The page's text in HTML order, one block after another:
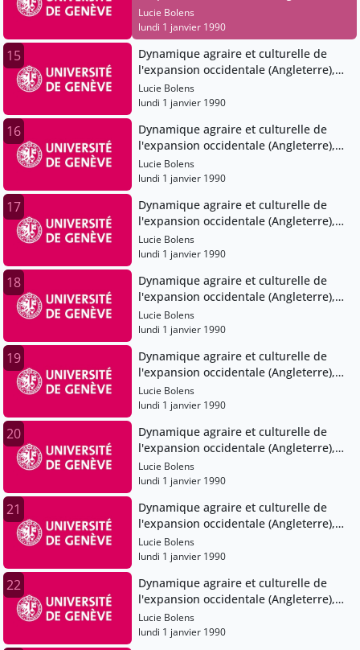
XIe-XVe siècles
Lucie Bolens
lundi 1 janvier 1990
15
Dynamique agraire et culturelle de
l'expansion occidentale (Angleterre),
XIe-XVe siècles
Lucie Bolens
lundi 1 janvier 1990
16
Dynamique agraire et culturelle de
l'expansion occidentale (Angleterre),
XIe-XVe siècles
Lucie Bolens
lundi 1 janvier 1990
17
Dynamique agraire et culturelle de
l'expansion occidentale (Angleterre),
XIe-XVe siècles
Lucie Bolens
lundi 1 janvier 1990
18
Dynamique agraire et culturelle de
l'expansion occidentale (Angleterre),
XIe-XVe siècles
Lucie Bolens
lundi 1 janvier 1990
19
Dynamique agraire et culturelle de
l'expansion occidentale (Angleterre),
XIe-XVe siècles
Lucie Bolens
lundi 1 janvier 1990
20
Dynamique agraire et culturelle de
l'expansion occidentale (Angleterre),
XIe-XVe siècles
Lucie Bolens
lundi 1 janvier 1990
21
Dynamique agraire et culturelle de
l'expansion occidentale (Angleterre),
XIe-XVe siècles
Lucie Bolens
lundi 1 janvier 1990
22
Dynamique agraire et culturelle de
l'expansion occidentale (Angleterre),
XIe-XVe siècles
Lucie Bolens
lundi 1 janvier 1990